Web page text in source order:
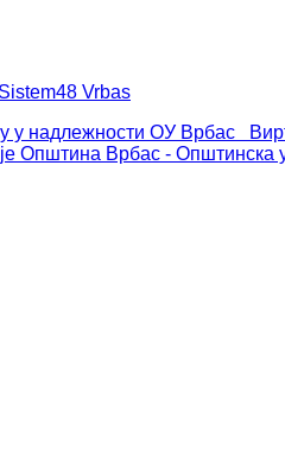
у надлежности ОУ Врбас
Општина Врбас - Општинска